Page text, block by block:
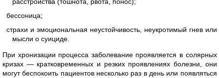
бессоница;
страхи и эмоциональная неустойчивость, неукротимый гнев или
мысли о суициде.
При хронизации процесса заболевание проявляется в солярных
кризах — кратковременных и резких проявлениях болезни, они
могут беспокоить пациентов несколько раз в день или появляться